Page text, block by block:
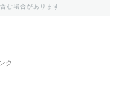
む場合があります
ク